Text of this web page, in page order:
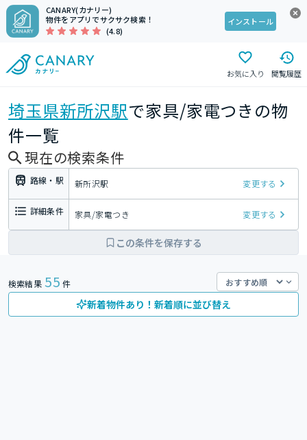
CANARY(カナリー)
物件をアプリでサクサク検索！
(4.8)
インストール
お気に入り 閲覧履歴
埼玉県新所沢駅で家具/家電つきの物
件一覧
現在の検索条件
路線・駅 新所沢駅 変更する
詳細条件 家具/家電つき 変更する
この条件を保存する
検索結果 55 件
新着物件あり！新着順に並び替え